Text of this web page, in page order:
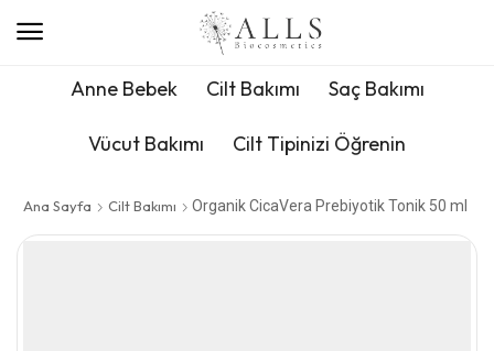
Anne Bebek Cilt Bakımı Saç Bakımı
Vücut Bakımı Cilt Tipinizi Öğrenin
Ana Sayfa Cilt Bakımı Organik CicaVera Prebiyotik Tonik 50 ml